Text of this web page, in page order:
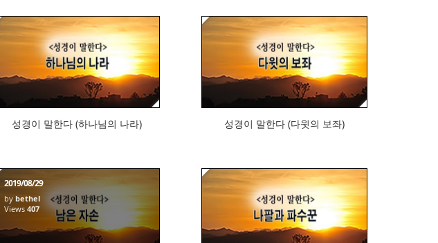
443
성경이 말한다 (하나님의 나라)
428
성경이 말한다 (다윗의 보좌)
2019/08/29
bybethel
Views407 399